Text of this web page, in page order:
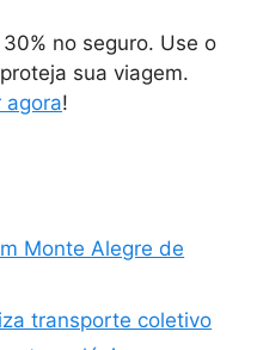
no seguro. Use o
sua viagem.
agora!
Monte Alegre de
transporte coletivo